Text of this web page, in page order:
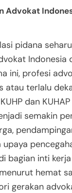
Advokat
pidana
Indonesia
ini, profesi
atau terlalu
dan
semakin
bagian inti
hemat
gerakan